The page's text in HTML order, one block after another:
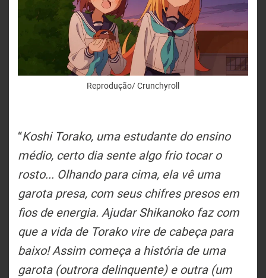
Reprodução/ Crunchyroll
“Koshi Torako, uma estudante do ensino
médio, certo dia sente algo frio tocar o
rosto... Olhando para cima, ela vê uma
garota presa, com seus chifres presos em
fios de energia. Ajudar Shikanoko faz com
que a vida de Torako vire de cabeça para
baixo! Assim começa a história de uma
garota (outrora delinquente) e outra (um